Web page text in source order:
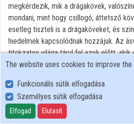
megkérdezik, mik a drágakövek,
mondani, mint hogy csillogó, áttetsző
esetleg tiszteli is a drágaköveket, és
hiedelmek kapcsolódnak hozzájuk. Az
titokzatos világa tárul fel azok előtt, akik
25-én a Mindentudás Egyeteme
All rights reserved
The website uses cookies to improve
Funkcionális sütik elfogadása
Személyes sütik elfogadása
Elfogad Elutasít